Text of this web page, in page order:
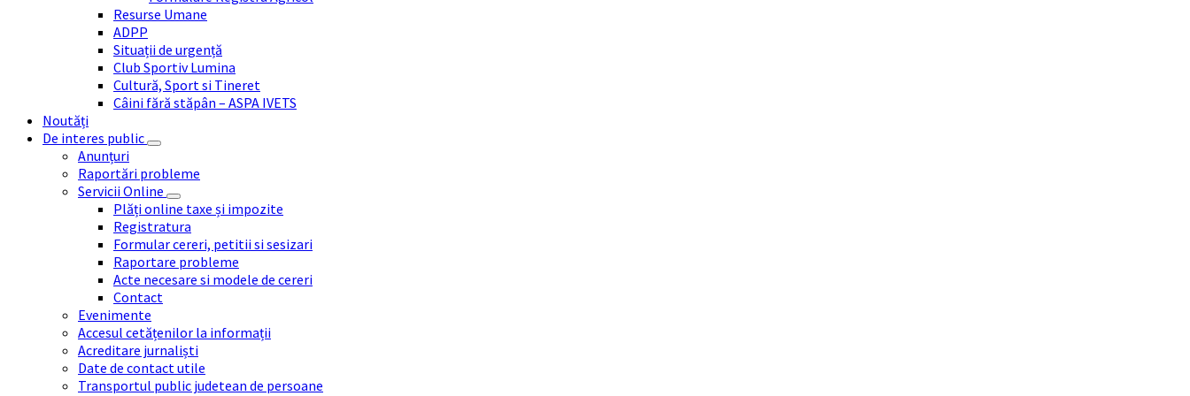
Resurse Umane
ADPP
Situații de urgență
Club Sportiv Lumina
Cultură, Sport si Tineret
Câini fără stăpân – ASPA IVETS
Noutăți
De interes public
Anunțuri
Raportări probleme
Servicii Online
Plăți online taxe și impozite
Registratura
Formular cereri, petitii si sesizari
Raportare probleme
Acte necesare si modele de cereri
Contact
Evenimente
Accesul cetățenilor la informații
Acreditare jurnaliști
Date de contact utile
Transportul public judetean de persoane